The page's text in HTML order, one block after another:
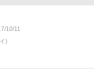
10/11
)